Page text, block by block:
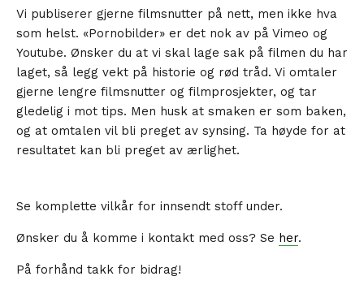
Vi publiserer gjerne filmsnutter på nett, men ikke hva
som helst. «Pornobilder» er det nok av på Vimeo og
Youtube. Ønsker du at vi skal lage sak på filmen du har
laget, så legg vekt på historie og rød tråd. Vi omtaler
gjerne lengre filmsnutter og filmprosjekter, og tar
gledelig i mot tips. Men husk at smaken er som baken,
og at omtalen vil bli preget av synsing. Ta høyde for at
resultatet kan bli preget av ærlighet.
Se komplette vilkår for innsendt stoff under.
Ønsker du å komme i kontakt med oss? Se her.
På forhånd takk for bidrag!